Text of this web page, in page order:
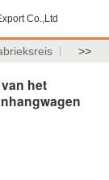
Co.,Ltd
>>
het